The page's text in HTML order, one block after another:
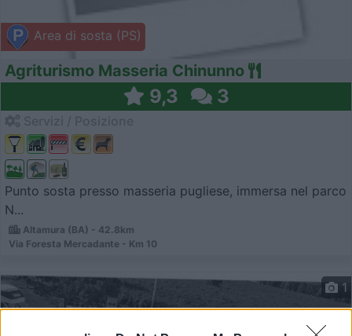
Area di sosta (PS)
Agriturismo Masseria Chinunno
9,3 3
Punto sosta presso masseria pugliese, immersa nel parco
N...
Altamura (BA) - 42.8km
Via Foresta Mercadante - Km 10
1